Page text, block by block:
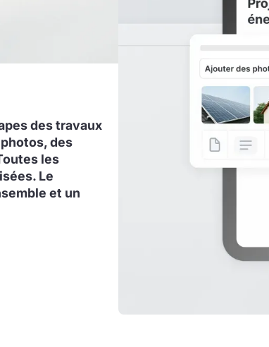
des travaux
des
les
Le
et un